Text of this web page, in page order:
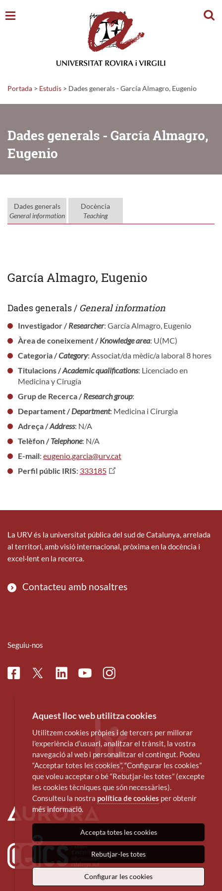
Portada > Estudis > Dades generals - García Almagro, Eugenio
Dades generals - García Almagro,
Eugenio
Dades generals
General information
Docència
Teaching
García Almagro, Eugenio
Dades generals / General information
Investigador /Researcher: García Almagro, Eugenio
Àrea de coneixement /Knowledge area: U(MC)
Categoria /Category: Associat/da mèdic/a laboral 8 hores
Titulacions /Academic qualifications: Licenciado en
Medicina y Cirugía
Grup de Recerca /Research group:
Departament /Department: Medicina i Cirurgia
Adreça /Address: N/A
Telèfon /Telephone: N/A
E-mail: eugenio.garcia@urv.cat
Perfil públic IRIS: 333185
La URV és la universitat pública del sud de Catalunya, arrelada
al territori, amb visió internacional, pròxima en la docència i
excel·lent en la recerca.
Contacteu amb nosaltres
Seguiu-nos
FacebookTwitterLinkedinYoutubeInstagram
Aquest lloc web utilitza cookies
Utilitzem cookies pròpies i de tercers per millorar
l’experiència d’usuari, analitzar el trànsit, la vostra
navegació al web i personalitzar el contingut. Podeu
“Acceptar totes les cookies”, “Configurar les cookies”
que voleu acceptar o bé “Rebutjar-les totes” (excepte
les cookies tècniques que són necessàries).
Consulteu la nostra política de cookies per obtenir
més informació.
Accepta totes les cookies
Rebutjar-les totes
Configurar les cookies